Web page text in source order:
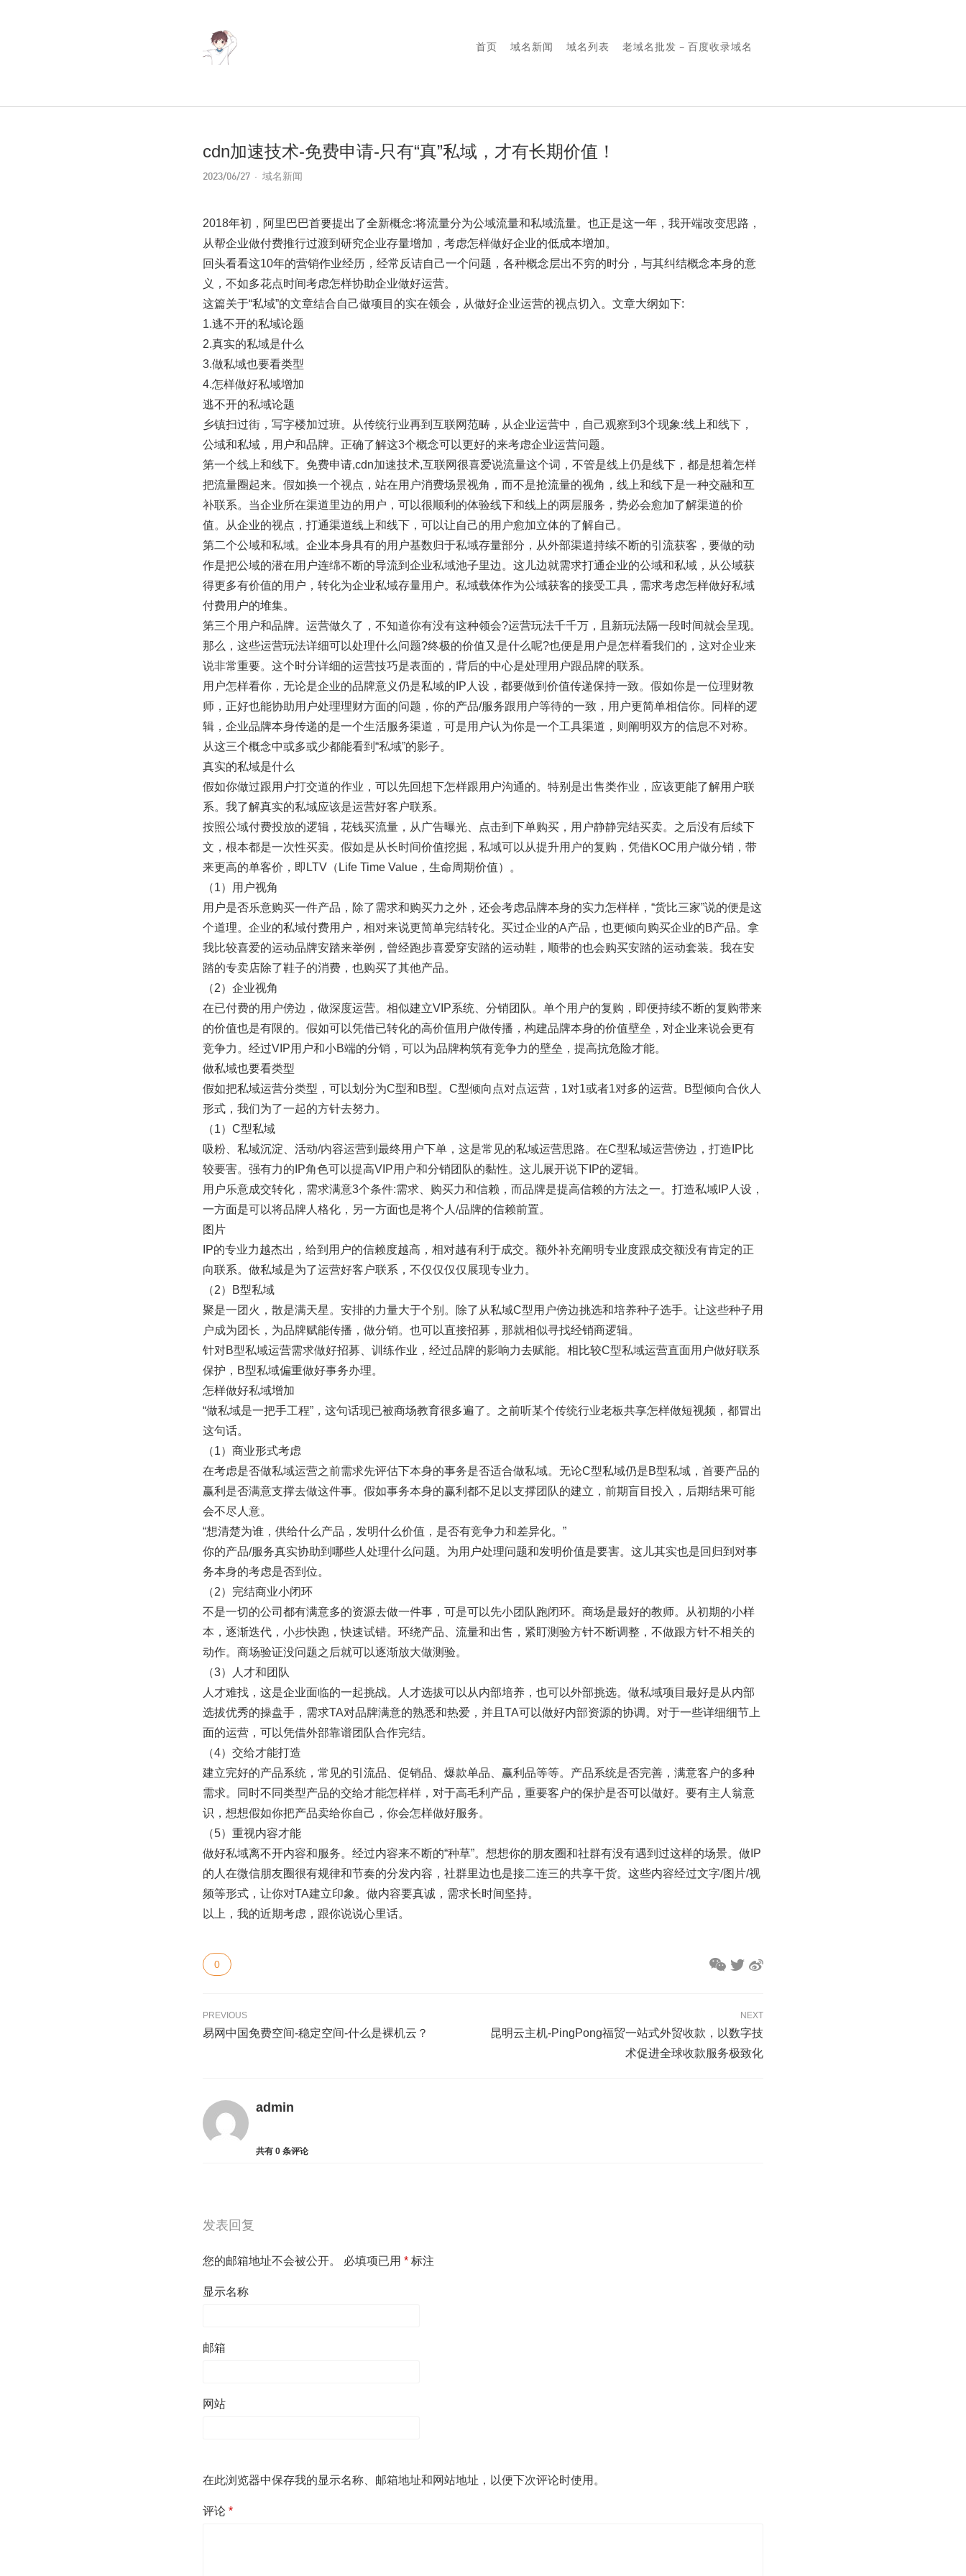
首页 域名新闻 域名列表 老域名批发 – 百度收录域名
cdn加速技术-免费申请-只有“真”私域，才有长期价值！
2023/06/27 域名新闻
2018年初，阿里巴巴首要提出了全新概念:将流量分为公域流量和私域流量。也正是这一年，我开端改变思路，
从帮企业做付费推行过渡到研究企业存量增加，考虑怎样做好企业的低成本增加。
回头看看这10年的营销作业经历，经常反诘自己一个问题，各种概念层出不穷的时分，与其纠结概念本身的意
义，不如多花点时间考虑怎样协助企业做好运营。
这篇关于“私域”的文章结合自己做项目的实在领会，从做好企业运营的视点切入。文章大纲如下:
1.逃不开的私域论题
2.真实的私域是什么
3.做私域也要看类型
4.怎样做好私域增加
逃不开的私域论题
乡镇扫过街，写字楼加过班。从传统行业再到互联网范畴，从企业运营中，自己观察到3个现象:线上和线下，
公域和私域，用户和品牌。正确了解这3个概念可以更好的来考虑企业运营问题。
第一个线上和线下。免费申请,cdn加速技术,互联网很喜爱说流量这个词，不管是线上仍是线下，都是想着怎样
把流量圈起来。假如换一个视点，站在用户消费场景视角，而不是抢流量的视角，线上和线下是一种交融和互
补联系。当企业所在渠道里边的用户，可以很顺利的体验线下和线上的两层服务，势必会愈加了解渠道的价
值。从企业的视点，打通渠道线上和线下，可以让自己的用户愈加立体的了解自己。
第二个公域和私域。企业本身具有的用户基数归于私域存量部分，从外部渠道持续不断的引流获客，要做的动
作是把公域的潜在用户连绵不断的导流到企业私域池子里边。这儿边就需求打通企业的公域和私域，从公域获
得更多有价值的用户，转化为企业私域存量用户。私域载体作为公域获客的接受工具，需求考虑怎样做好私域
付费用户的堆集。
第三个用户和品牌。运营做久了，不知道你有没有这种领会?运营玩法千千万，且新玩法隔一段时间就会呈现。
那么，这些运营玩法详细可以处理什么问题?终极的价值又是什么呢?也便是用户是怎样看我们的，这对企业来
说非常重要。这个时分详细的运营技巧是表面的，背后的中心是处理用户跟品牌的联系。
用户怎样看你，无论是企业的品牌意义仍是私域的IP人设，都要做到价值传递保持一致。假如你是一位理财教
师，正好也能协助用户处理理财方面的问题，你的产品/服务跟用户等待的一致，用户更简单相信你。同样的逻
辑，企业品牌本身传递的是一个生活服务渠道，可是用户认为你是一个工具渠道，则阐明双方的信息不对称。
从这三个概念中或多或少都能看到“私域”的影子。
真实的私域是什么
假如你做过跟用户打交道的作业，可以先回想下怎样跟用户沟通的。特别是出售类作业，应该更能了解用户联
系。我了解真实的私域应该是运营好客户联系。
按照公域付费投放的逻辑，花钱买流量，从广告曝光、点击到下单购买，用户静静完结买卖。之后没有后续下
文，根本都是一次性买卖。假如是从长时间价值挖掘，私域可以从提升用户的复购，凭借KOC用户做分销，带
来更高的单客价，即LTV（Life Time Value，生命周期价值）。
（1）用户视角
用户是否乐意购买一件产品，除了需求和购买力之外，还会考虑品牌本身的实力怎样样，“货比三家”说的便是这
个道理。企业的私域付费用户，相对来说更简单完结转化。买过企业的A产品，也更倾向购买企业的B产品。拿
我比较喜爱的运动品牌安踏来举例，曾经跑步喜爱穿安踏的运动鞋，顺带的也会购买安踏的运动套装。我在安
踏的专卖店除了鞋子的消费，也购买了其他产品。
（2）企业视角
在已付费的用户傍边，做深度运营。相似建立VIP系统、分销团队。单个用户的复购，即便持续不断的复购带来
的价值也是有限的。假如可以凭借已转化的高价值用户做传播，构建品牌本身的价值壁垒，对企业来说会更有
竞争力。经过VIP用户和小B端的分销，可以为品牌构筑有竞争力的壁垒，提高抗危险才能。
做私域也要看类型
假如把私域运营分类型，可以划分为C型和B型。C型倾向点对点运营，1对1或者1对多的运营。B型倾向合伙人
形式，我们为了一起的方针去努力。
（1）C型私域
吸粉、私域沉淀、活动/内容运营到最终用户下单，这是常见的私域运营思路。在C型私域运营傍边，打造IP比
较要害。强有力的IP角色可以提高VIP用户和分销团队的黏性。这儿展开说下IP的逻辑。
用户乐意成交转化，需求满意3个条件:需求、购买力和信赖，而品牌是提高信赖的方法之一。打造私域IP人设，
一方面是可以将品牌人格化，另一方面也是将个人/品牌的信赖前置。
图片
IP的专业力越杰出，给到用户的信赖度越高，相对越有利于成交。额外补充阐明专业度跟成交额没有肯定的正
向联系。做私域是为了运营好客户联系，不仅仅仅仅展现专业力。
（2）B型私域
聚是一团火，散是满天星。安排的力量大于个别。除了从私域C型用户傍边挑选和培养种子选手。让这些种子用
户成为团长，为品牌赋能传播，做分销。也可以直接招募，那就相似寻找经销商逻辑。
针对B型私域运营需求做好招募、训练作业，经过品牌的影响力去赋能。相比较C型私域运营直面用户做好联系
保护，B型私域偏重做好事务办理。
怎样做好私域增加
“做私域是一把手工程”，这句话现已被商场教育很多遍了。之前听某个传统行业老板共享怎样做短视频，都冒出
这句话。
（1）商业形式考虑
在考虑是否做私域运营之前需求先评估下本身的事务是否适合做私域。无论C型私域仍是B型私域，首要产品的
赢利是否满意支撑去做这件事。假如事务本身的赢利都不足以支撑团队的建立，前期盲目投入，后期结果可能
会不尽人意。
“想清楚为谁，供给什么产品，发明什么价值，是否有竞争力和差异化。”
你的产品/服务真实协助到哪些人处理什么问题。为用户处理问题和发明价值是要害。这儿其实也是回归到对事
务本身的考虑是否到位。
（2）完结商业小闭环
不是一切的公司都有满意多的资源去做一件事，可是可以先小团队跑闭环。商场是最好的教师。从初期的小样
本，逐渐迭代，小步快跑，快速试错。环绕产品、流量和出售，紧盯测验方针不断调整，不做跟方针不相关的
动作。商场验证没问题之后就可以逐渐放大做测验。
（3）人才和团队
人才难找，这是企业面临的一起挑战。人才选拔可以从内部培养，也可以外部挑选。做私域项目最好是从内部
选拔优秀的操盘手，需求TA对品牌满意的熟悉和热爱，并且TA可以做好内部资源的协调。对于一些详细细节上
面的运营，可以凭借外部靠谱团队合作完结。
（4）交给才能打造
建立完好的产品系统，常见的引流品、促销品、爆款单品、赢利品等等。产品系统是否完善，满意客户的多种
需求。同时不同类型产品的交给才能怎样样，对于高毛利产品，重要客户的保护是否可以做好。要有主人翁意
识，想想假如你把产品卖给你自己，你会怎样做好服务。
（5）重视内容才能
做好私域离不开内容和服务。经过内容来不断的“种草”。想想你的朋友圈和社群有没有遇到过这样的场景。做IP
的人在微信朋友圈很有规律和节奏的分发内容，社群里边也是接二连三的共享干货。这些内容经过文字/图片/视
频等形式，让你对TA建立印象。做内容要真诚，需求长时间坚持。
以上，我的近期考虑，跟你说说心里话。
0
PREVIOUS
易网中国免费空间-稳定空间-什么是裸机云？
NEXT
昆明云主机-PingPong福贸一站式外贸收款，以数字技
术促进全球收款服务极致化
admin
共有 0 条评论
发表回复
您的邮箱地址不会被公开。 必填项已用 * 标注
显示名称
邮箱
网站
在此浏览器中保存我的显示名称、邮箱地址和网站地址，以便下次评论时使用。
评论 *